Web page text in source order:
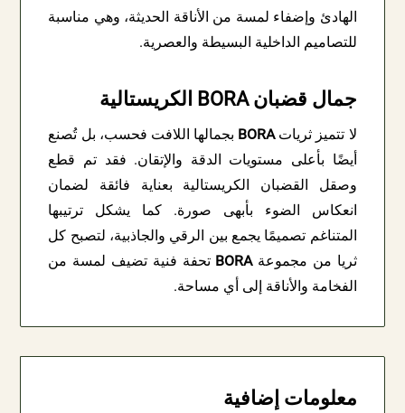
الهادئ وإضفاء لمسة من الأناقة الحديثة، وهي مناسبة
للتصاميم الداخلية البسيطة والعصرية.
جمال قضبان BORA الكريستالية
لا تتميز ثرياتBORA بجمالها اللافت فحسب، بل تُصنع
أيضًا بأعلى مستويات الدقة والإتقان. فقد تم قطع
وصقل القضبان الكريستالية بعناية فائقة لضمان
انعكاس الضوء بأبهى صورة. كما يشكل ترتيبها
المتناغم تصميمًا يجمع بين الرقي والجاذبية، لتصبح كل
ثريا من مجموعةBORA تحفة فنية تضيف لمسة من
الفخامة والأناقة إلى أي مساحة.
معلومات إضافية